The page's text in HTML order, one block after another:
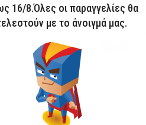
Μαγιό Boxer Lilo & Stitch
16/8.Όλες οι παραγγελίες θα
με το άνοιγμά μας.